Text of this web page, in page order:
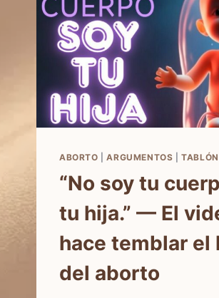
ABORTO |ARGUMENTOS |
“No soy tu
tu hija.” — El
hace temblar el
del aborto